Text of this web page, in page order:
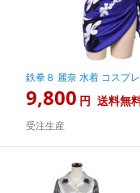
鉄拳８ 麗奈 水着 コスプ
9,800 円 送料無
受注生産